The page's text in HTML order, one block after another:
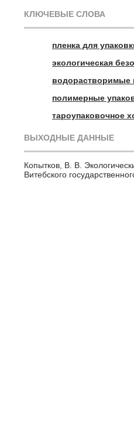
КЛЮЧЕВЫЕ СЛОВА
пленка для
экологическая
водорастворимые
полимерные
тароупаковочное
ВЫХОДНЫЕ ДАННЫЕ
Копытков, В. В.
Витебского